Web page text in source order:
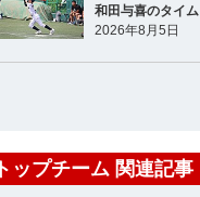
和田与喜のタイ
2026年8月5日
トップチーム 関連記事